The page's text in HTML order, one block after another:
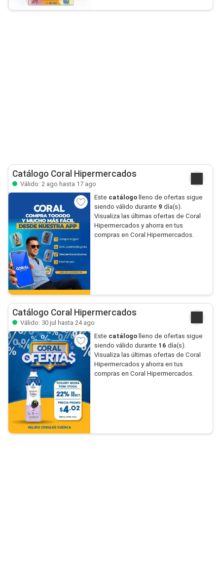
Catálogo Coral Hipermercados
Válido: 2 ago hasta 17 ago
Este catálogo lleno de ofertas sigue
siendo válido durante 9 día(s).
Visualiza las últimas ofertas de Coral
Hipermercados y ahorra en tus
compras en Coral Hipermercados.
Catálogo Coral Hipermercados
Válido: 30 jul hasta 24 ago
Este catálogo lleno de ofertas sigue
siendo válido durante 16 día(s).
Visualiza las últimas ofertas de Coral
Hipermercados y ahorra en tus
compras en Coral Hipermercados.